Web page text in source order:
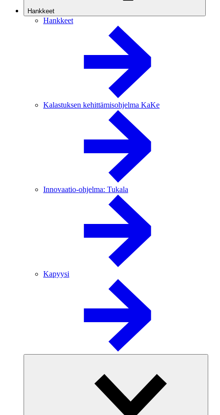
Hankkeet
Hankkeet
Kalastuksen kehittämisohjelma KaKe
Innovaatio-ohjelma: Tukala
Kapyysi